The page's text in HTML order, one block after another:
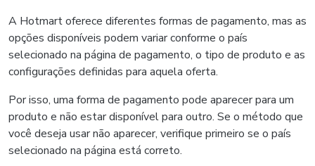
A Hotmart oferece diferentes formas de pagamento, mas as
opções disponíveis podem variar conforme o país
selecionado na página de pagamento, o tipo de produto e as
configurações definidas para aquela oferta.
Por isso, uma forma de pagamento pode aparecer para um
produto e não estar disponível para outro. Se o método que
você deseja usar não aparecer, verifique primeiro se o país
selecionado na página está correto.